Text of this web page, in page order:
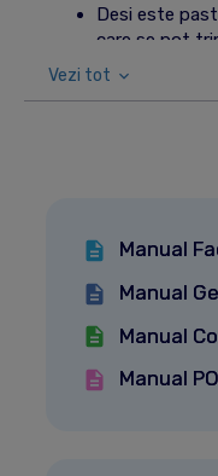
Desi este
care se pot
trimiterea
Vezi tot
Manual
Manual
Manual
Manual